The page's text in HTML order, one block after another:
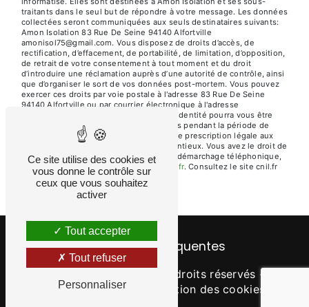
traitants dans le seul but de répondre à votre message. Les données
collectées seront communiquées aux seuls destinataires suivants:
Amon Isolation 83 Rue De Seine 94140 Alfortville
amonisol75@gmail.com. Vous disposez de droits d’accès, de
rectification, d’effacement, de portabilité, de limitation, d’opposition,
de retrait de votre consentement à tout moment et du droit
d’introduire une réclamation auprès d’une autorité de contrôle, ainsi
que d’organiser le sort de vos données post-mortem. Vous pouvez
exercer ces droits par voie postale à l'adresse 83 Rue De Seine
94140 Alfortville ou par courrier électronique à l'adresse
amonisol75@gmail.com. Un justificatif d'identité pourra vous être
demandé. Nous conservons vos données pendant la période de
prise de contact puis pendant la durée de prescription légale aux
fins probatoires et de gestion des contentieux. Vous avez le droit de
vous inscrire sur la liste d'opposition au démarchage téléphonique,
disponible à cette adresse: Bloctel.gouv.fr. Consultez le site cnil.fr
pour plus d’informations sur vos droits.
Recherches fréquentes
- 2026 - Tous droits réservés -
Mentions légales
Gestion des cookies
Ce site utilise des cookies et
vous donne le contrôle sur
ceux que vous souhaitez
activer
Tout accepter
Tout refuser
Personnaliser